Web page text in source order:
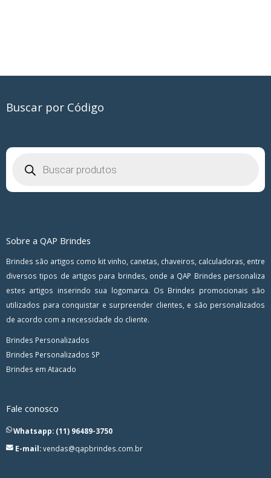
Buscar por Código
Sobre a QAP Brindes
Brindes são artigos como kit vinho, canetas, chaveiros, calculadoras, entre
diversos tipos de artigos para brindes, onde a QAP Brindes personaliza
estes artigos inserindo sua logomarca. Os Brindes promocionais são
utilizados para conquistar e surpreender clientes, e são personalizados
de acordo com a necessidade do cliente.
Brindes Personalizados
Brindes Personalizados SP
Brindes em Atacado
Fale conosco
Whatsapp: (11) 96489-3750
E-mail:vendas@qapbrindes.com.br